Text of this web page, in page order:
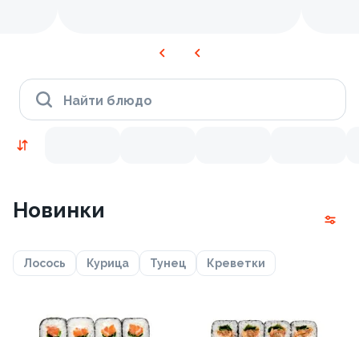
Найти блюдо
Новинки
Лосось Курица Тунец Креветки